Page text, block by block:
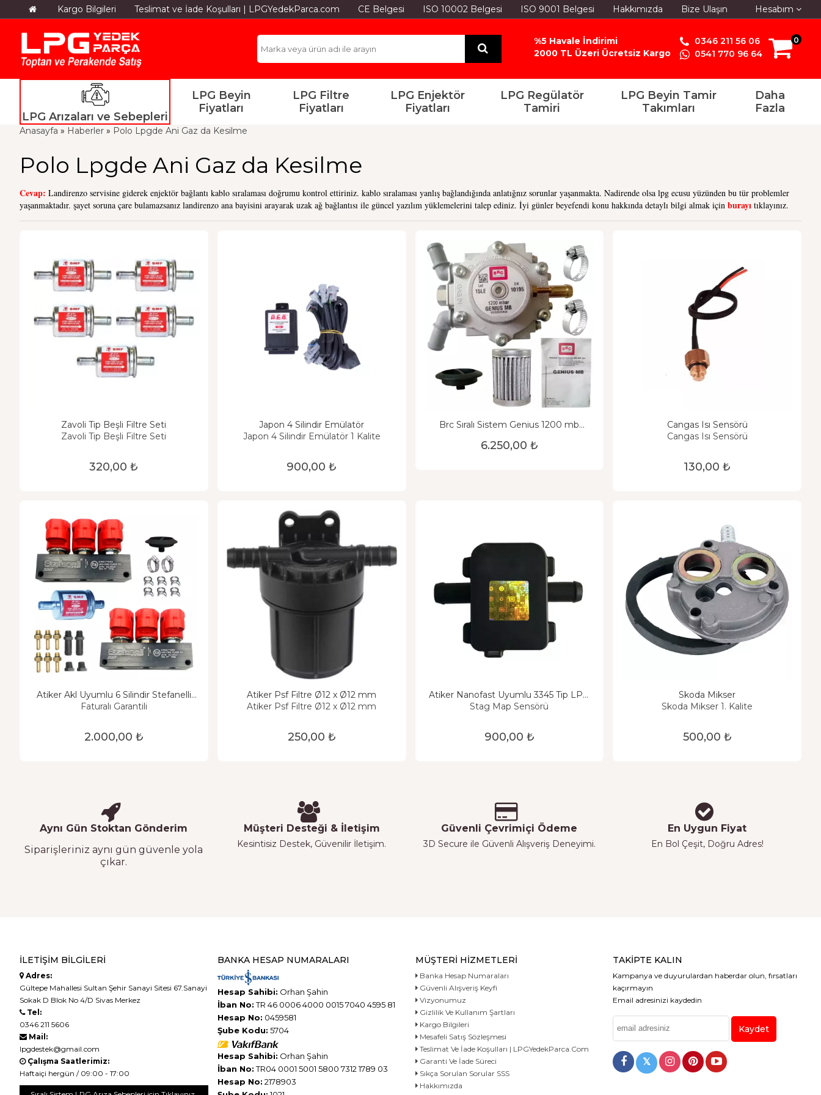
Kargo Bilgileri Teslimat ve İade Koşulları | LPGYedekParca.com CE Belgesi ISO 10002 Belgesi ISO 9001 Belgesi Hakkımızda Bize Ulaşın Hesabım
%5 Havale İndirimi
2000 TL Üzeri Ücretsiz Kargo
0346 211 56 06
0541 770 96 64
0
LPG Arızaları ve Sebepleri
LPG Beyin
Fiyatları
LPG Filtre
Fiyatları
LPG Enjektör
Fiyatları
LPG Regülatör
Tamiri
LPG Beyin Tamir
Takımları
Daha
Fazla
Anasayfa » Haberler » Polo Lpgde Ani Gaz da Kesilme
Polo Lpgde Ani Gaz da Kesilme
Cevap: Landirenzo servisine giderek enjektör bağlantı kablo sıralaması doğrumu kontrol ettiriniz. kablo sıralaması yanlış bağlandığında anlatığnız sorunlar yaşanmakta. Nadirende olsa lpg ecusu yüzünden bu tür problemler
yaşanmaktadır. şayet soruna çare bulamazsanız landirenzo ana bayisini arayarak uzak ağ bağlantısı ile güncel yazılım yüklemelerini talep ediniz. İyi günler beyefendi konu hakkında detaylı bilgi almak için burayı tıklayınız.
Zavoli Tip Beşli Filtre Seti
Zavoli Tip Beşli Filtre Seti
320,00 ₺
Japon 4 Silindir Emülatör
Japon 4 Silindir Emülatör 1 Kalite
900,00 ₺
Brc Sıralı Sistem Genius 1200 mb
6.250,00 ₺
Cangas Isı Sensörü
Cangas Isı Sensörü
130,00 ₺
Atiker Akl Uyumlu 6 Silindir Stefanelli
Enjektör Takımı 3 OHM
Faturalı Garantili
2.000,00 ₺
Atiker Psf Filtre Ø12 x Ø12 mm
Atiker Psf Filtre Ø12 x Ø12 mm
250,00 ₺
Atiker Nanofast Uyumlu 3345 Tip LPG
Map Sensörü
Stag Map Sensörü
900,00 ₺
Skoda Mikser
Skoda Mikser 1. Kalite
500,00 ₺
Aynı Gün Stoktan Gönderim
Siparişleriniz aynı gün güvenle yola
çıkar.
Müşteri Desteği & İletişim
Kesintisiz Destek, Güvenilir İletişim.
Güvenli Çevrimiçi Ödeme
3D Secure ile Güvenli Alışveriş Deneyimi.
En Uygun Fiyat
En Bol Çeşit, Doğru Adres!
İLETIŞIM BILGILERI
Adres:
Gültepe Mahallesi Sultan Şehir Sanayi Sitesi 67.Sanayi
Sokak D Blok No 4/D Sivas Merkez
Tel:
0346 211 5606
Mail:
lpgdestek@gmail.com
Çalışma Saatlerimiz:
Haftaiçi hergün / 09:00 - 17:00
BANKA HESAP NUMARALARI
Hesap Sahibi: Orhan Şahin
İban No:TR 46 0006 4000 0015 7040 4595 81
Hesap No: 0459581
Şube Kodu: 5704
Hesap Sahibi: Orhan Şahin
İban No:TR04 0001 5001 5800 7312 1789 03
Hesap No: 2178903
MÜŞTERI HIZMETLERI
Banka Hesap Numaraları
Güvenli Alışveriş Keyfi
Vizyonumuz
Gizlilik Ve Kullanım Şartları
Kargo Bilgileri
Mesafeli Satış Sözleşmesi
Teslimat Ve İade Koşulları | LPGYedekParca.com
Garanti Ve İade Süreci
Sıkça Sorulan Sorular SSS
Hakkımızda
TAKIPTE KALIN
Kampanya ve duyurulardan haberdar olun, fırsatları
kaçırmayın
Email adresinizi kaydedin
Kaydet
𝕏